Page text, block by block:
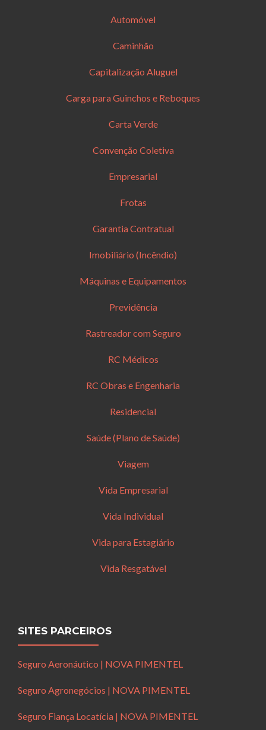
Automóvel
Caminhão
Capitalização Aluguel
Carga para Guinchos e Reboques
Carta Verde
Convenção Coletiva
Empresarial
Frotas
Garantia Contratual
Imobiliário (Incêndio)
Máquinas e Equipamentos
Previdência
Rastreador com Seguro
RC Médicos
RC Obras e Engenharia
Residencial
Saúde (Plano de Saúde)
Viagem
Vida Empresarial
Vida Individual
Vida para Estagiário
Vida Resgatável
SITES PARCEIROS
Seguro Aeronáutico | NOVA PIMENTEL
Seguro Agronegócios | NOVA PIMENTEL
Seguro Fiança Locatícia | NOVA PIMENTEL